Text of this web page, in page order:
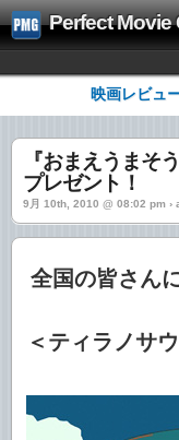
Perfect Movie
映画レビュ
『おまえうまそ
プレゼント！
9月 10th, 2010 @ 08:02 pm ›
全国の皆さん
＜ティラノサ